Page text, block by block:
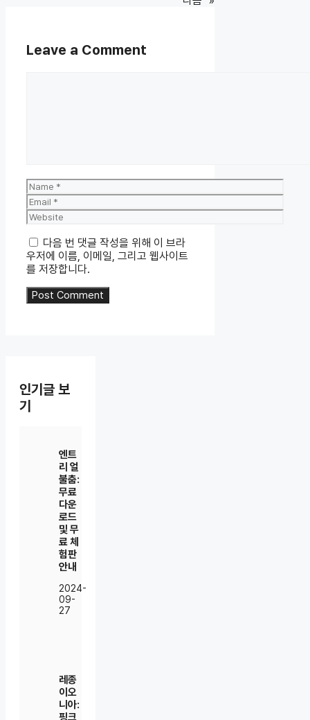
Leave a Comment
Name
Email
Website
다음 번 댓글 작성을 위해 이 브라
우저에 이름, 이메일, 그리고 웹사이트
를 저장합니다.
인기글 보
기
엔트
리 얼
불춤:
무료
다운
로드
및 무
료 체
험판
안내
2024-
09-
27
레종
이오
니아:
핑크